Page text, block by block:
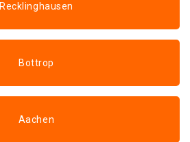
Recklinghausen
Bottrop
Aachen